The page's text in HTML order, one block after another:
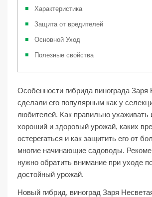
Характеристика
Защита от вредителей
Основной Уход
Полезные свойства
Особенности гибрида винограда Заря
сделали его популярным как у
любителей. Как правильно ухаживать
хороший и здоровый урожай, каких
остерегаться и как защитить его от
многие начинающие садоводы.
нужно обратить внимание при уходе
достойный урожай.
Новый гибрид, виноград Заря